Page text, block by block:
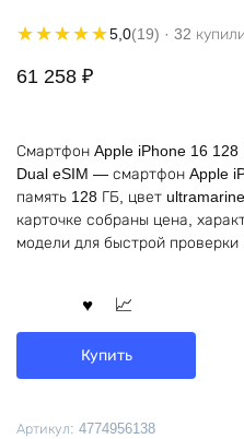
★★★★★
★★★★★5,0(19) · 32
61 258 ₽
Смартфон Apple iPhone 16 128
Dual eSIM — смартфон Apple
память 128 ГБ, цвет
карточке собраны цена,
модели для быстрой проверки
Купить
Артикул: 4774956138